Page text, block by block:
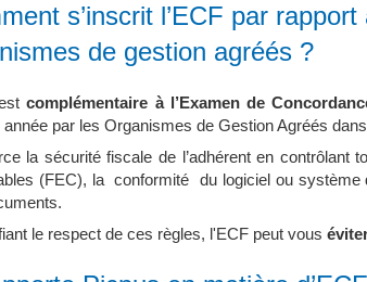
s’inscrit l’ECF par
de gestion agréés ?
estcomplémentaire à l’Examen de
par les Organismes de Gestion Agréés
la sécurité fiscale de l’adhérent en contrôlant
(FEC), la conformité du logiciel ou
le respect de ces règles, l'ECF peut vous